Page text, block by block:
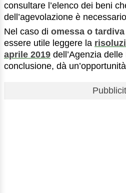
consultare l’elenco dei beni
dell’agevolazione è
Nel caso di omessa o tardiva
essere utile leggere la
aprile 2019 dell’Agenzia
conclusione, dà